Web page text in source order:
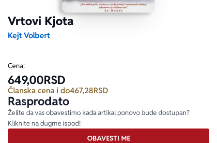
Vrtovi Kjota
Kejt Volbert
Cena:
649,00RSD
Članska cena i do467,28RSD
Rasprodato
Želite da vas obavestimo kada artikal ponovo bude dostupan?
Kliknite na dugme ispod!
OBAVESTI ME
Ekranizovane knjige
E-knjige
Autori
Poezija
Biografija
Bojan Ljubenović
Milica Jakovljević Mir-Jam
Peter Handke
Elif Šafak